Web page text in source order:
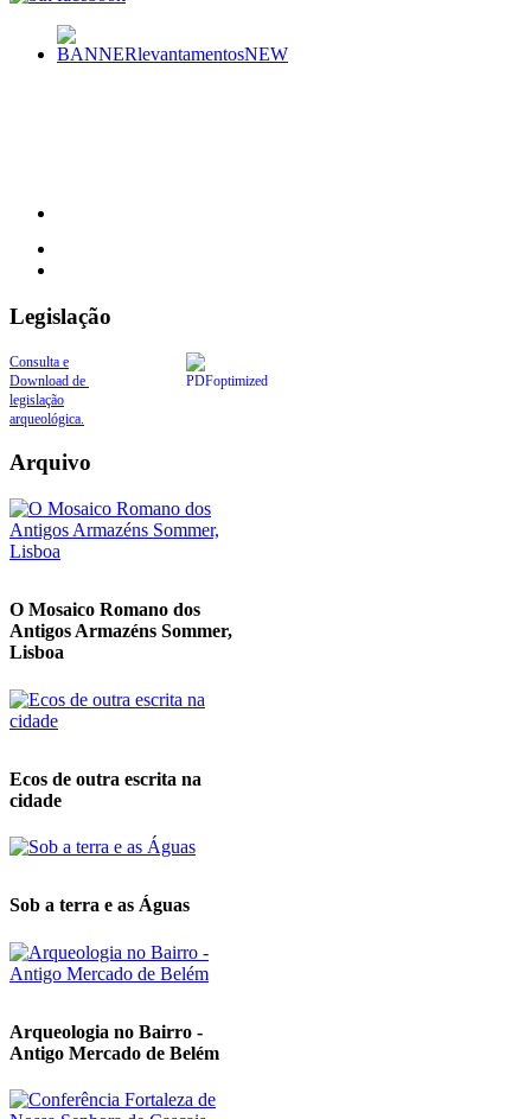
Legislação
Consulta e
Download de
legislação
arqueológica.
Arquivo
O Mosaico Romano dos
Antigos Armazéns Sommer,
Lisboa
Ecos de outra escrita na
cidade
Sob a terra e as Águas
Arqueologia no Bairro -
Antigo Mercado de Belém